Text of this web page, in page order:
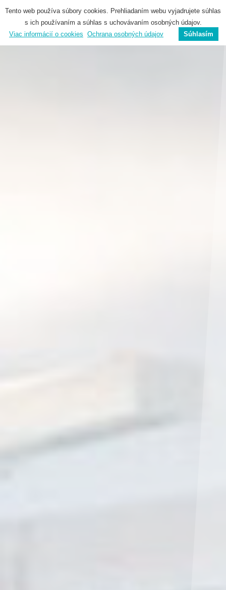
EN SK
☰
Tento web používa súbory cookies. Prehliadaním webu vyjadrujete súhlas
s ich používaním a súhlas s uchovávaním osobných údajov.
Viac informácií o cookies Ochrana osobných údajov Súhlasím